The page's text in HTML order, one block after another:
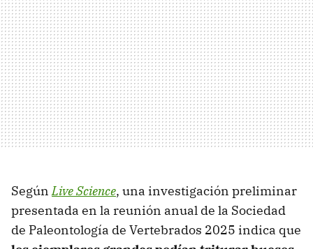
SegúnLive Science, una investigación preliminar
presentada en la reunión anual de la Sociedad
de Paleontología de Vertebrados 2025 indica que